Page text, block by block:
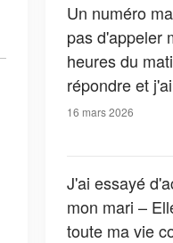
Un numéro
pas d'appeler
heures du
répondre et
secret qui m'a
16 mars 2026
J'ai essayé
mon mari –
toute ma vie